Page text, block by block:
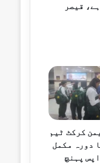
قیصر
کرکٹ ٹیم
دورہ مکمل
پہنچ